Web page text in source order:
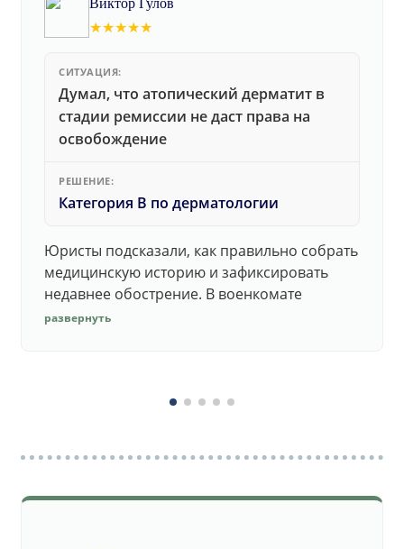
Виктор Гулов
★★★★★
СИТУАЦИЯ:
Думал, что атопический дерматит в
стадии ремиссии не даст права на
освобождение
РЕШЕНИЕ:
Категория В по дерматологии
Юристы подсказали, как правильно собрать
медицинскую историю и зафиксировать
недавнее обострение. В военкомате
дерматолог принял документы без споров.
развернуть